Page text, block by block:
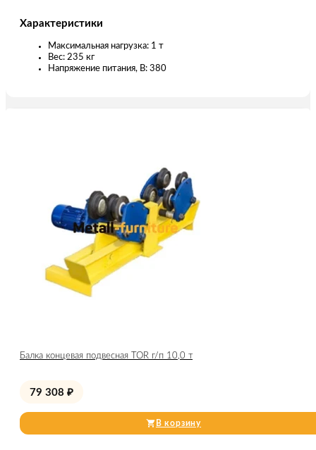
Характеристики
Максимальная нагрузка: 1 т
Вес: 235 кг
Напряжение питания, В: 380
Балка концевая подвесная TOR г/п 10,0 т
79 308 ₽
В корзину